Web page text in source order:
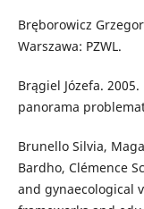
Bręborowicz
Warszawa: PZWL.
Brągiel Józefa.
panorama
Brunello Silvia,
Bardho, Clémence
and gynaecological